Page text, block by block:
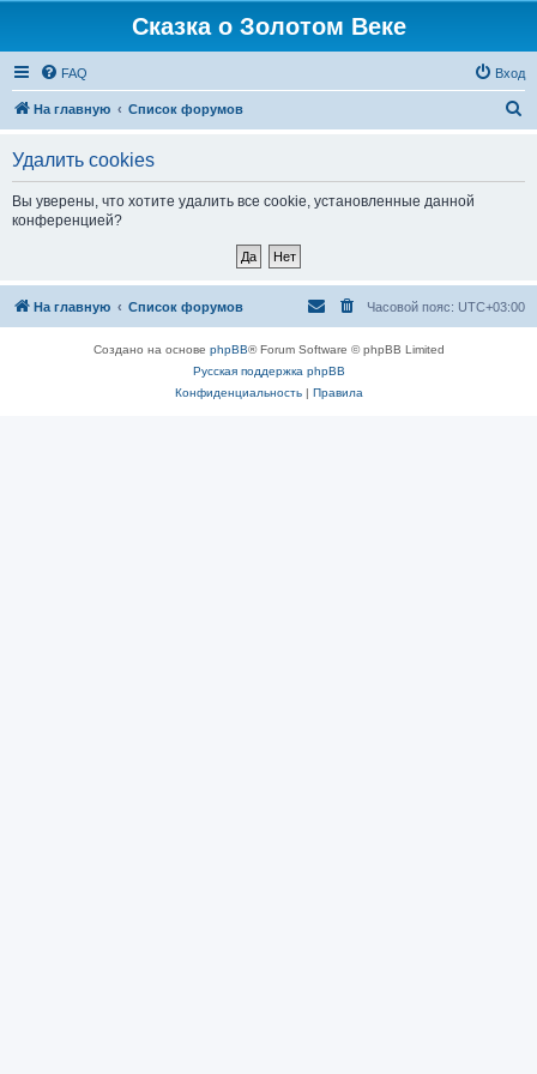
Сказка о Золотом Веке
FAQ Вход
На главную Список форумов
Удалить cookies
Вы уверены, что хотите удалить все cookie, установленные данной
конференцией?
На главную Список форумов Часовой пояс: UTC+03:00
Создано на основе phpBB® Forum Software © phpBB Limited
Русская поддержка phpBB
Конфиденциальность| Правила